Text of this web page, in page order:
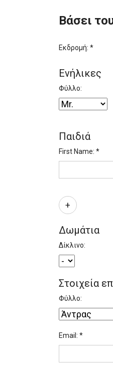
Βάσει
Εκδρομή: *
Ενήλικες
Φύλλο:
Παιδιά
First Name: *
+
Δωμάτια
Δίκλινο:
Στοιχεία
Φύλλο:
Email: *